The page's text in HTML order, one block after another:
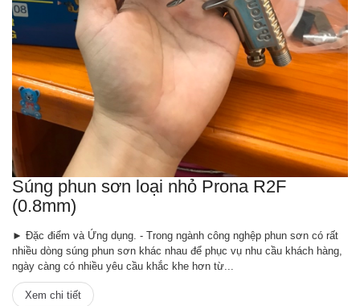
Súng phun sơn loại nhỏ Prona R2F
(0.8mm)
► Đặc điểm và Ứng dụng. - Trong ngành công nghệp phun sơn có rất
nhiều dòng súng phun sơn khác nhau để phục vụ nhu cầu khách hàng,
ngày càng có nhiều yêu cầu khắc khe hơn từ...
Xem chi tiết